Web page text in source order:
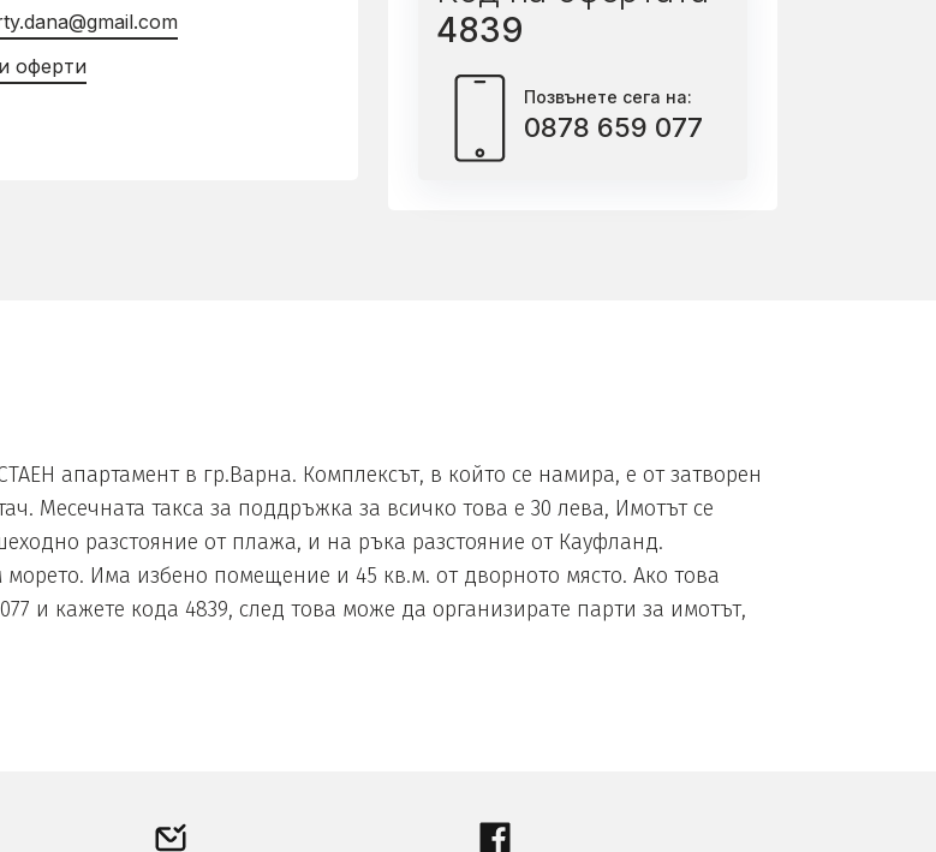
оферти
4839
Позвънете сега на:
0878 659 077
апартамент в гр.Варна. Комплексът, в който се намира, е от затворен
Месечната такса за поддръжка за всичко това е 30 лева, Имотът се
разстояние от плажа, и на ръка разстояние от Кауфланд.
Има избено помещение и 45 кв.м. от дворното място. Ако това
и кажете кода 4839, след това може да организирате парти за имотът,